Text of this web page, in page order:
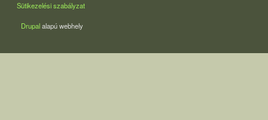
Sütikezelési szabályzat
Drupalalapú webhely